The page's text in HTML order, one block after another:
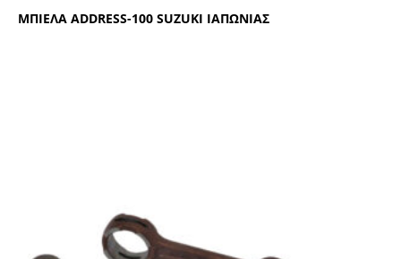
ΜΠΙΕΛΑ ADDRESS-100 SUZUKI ΙΑΠΩΝΙΑΣ